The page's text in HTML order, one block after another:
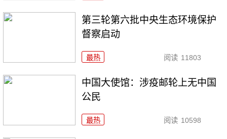
第三轮第六批中央生态环境保护
督察启动
最热 阅读 11803
中国大使馆：涉疫邮轮上无中国
公民
最热 阅读 10598